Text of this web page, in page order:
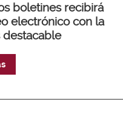
boletines recibirá
electrónico con la
destacable